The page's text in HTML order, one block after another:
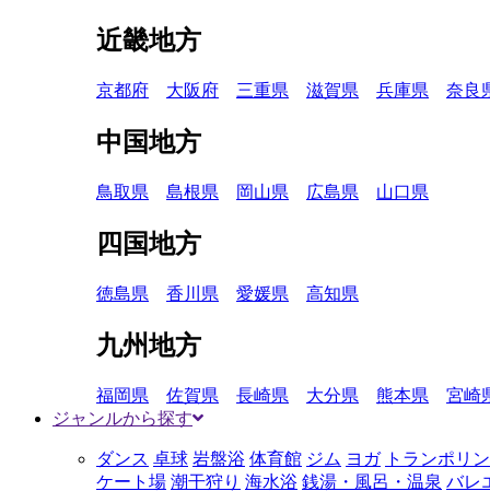
近畿地方
京都府 大阪府 三重県 滋賀県 兵庫県 奈良
中国地方
鳥取県 島根県 岡山県 広島県 山口県
四国地方
徳島県 香川県 愛媛県 高知県
九州地方
福岡県 佐賀県 長崎県 大分県 熊本県 宮崎
ジャンルから探す
ダンス 卓球 岩盤浴 体育館 ジム ヨガ トランポリン
ケート場 潮干狩り 海水浴 銭湯・風呂・温泉 バレ